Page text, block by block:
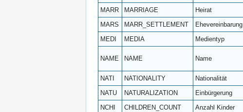
MARR
MARRIAGE Heirat
MARS
MARR_SETTLEMENT Ehevereinbarung
MEDI
MEDIA Medientyp
NAME NAME Name
NATI
NATIONALITY Nationalität
NATU
NATURALIZATION Einbürgerung
NCHI
CHILDREN_COUNT Anzahl Kinder